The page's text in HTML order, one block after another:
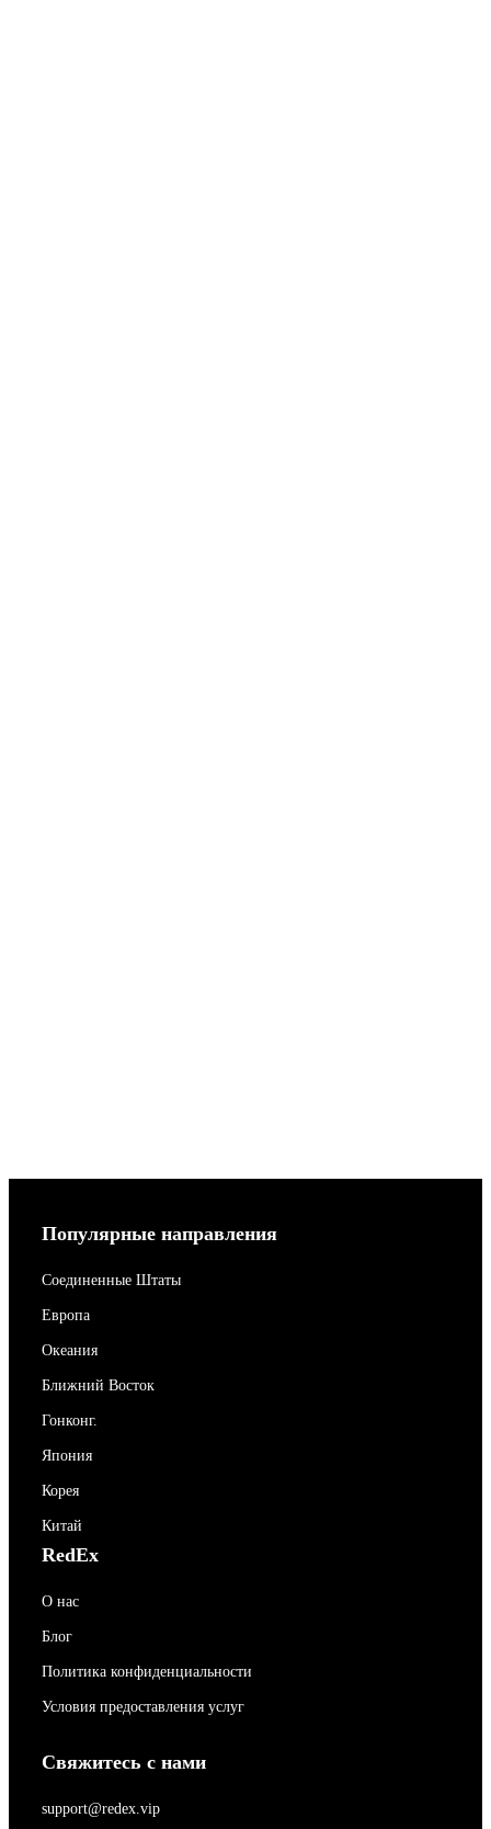
Популярные направления
Соединенные Штаты
Европа
Океания
Ближний Восток
Гонконг.
Япония
Корея
Китай
RedEx
О нас
Блог
Политика конфиденциальности
Условия предоставления услуг
Свяжитесь с нами
support@redex.vip